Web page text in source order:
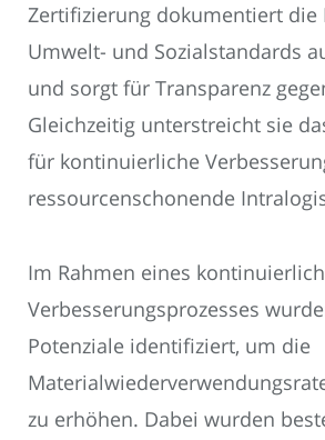
Zertifizierung dokumentiert die
Umwelt- und Sozialstandards
und sorgt für Transparenz
Gleichzeitig unterstreicht sie
für kontinuierliche
ressourcenschonende
Im Rahmen eines
Verbesserungsprozesses
Potenziale identifiziert, um die
zu erhöhen. Dabei wurden